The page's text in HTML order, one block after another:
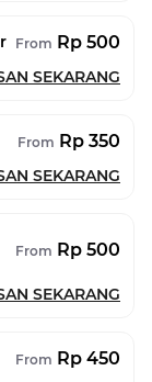
From Rp 500
SEKARANG
From Rp 350
SEKARANG
From Rp 500
SEKARANG
From Rp 450